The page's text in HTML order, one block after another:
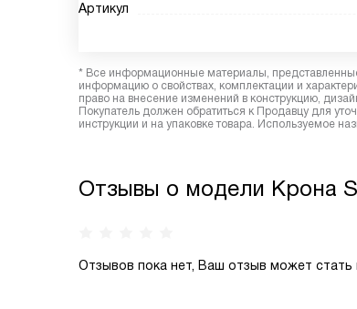
Артикул
* Все информационные материалы,
информацию о свойствах, комплектации и
право на внесение изменений в конструкцию,
Покупатель должен обратиться к Продавцу для
инструкции и на упаковке товара. Используемое
Отзывы о модели Крона
Отзывов пока нет, Ваш отзыв может стать